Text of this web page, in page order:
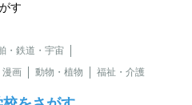
す
・鉄道・宇宙
漫画
動物・植物 福祉・介護